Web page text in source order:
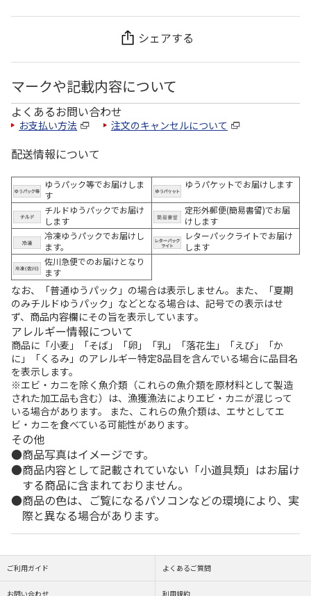
シェアする
マークや記載内容について
よくあるお問い合わせ
お支払い方法 注文のキャンセルについて
配送情報について
ゆうパック等でお届けしま
す
ゆうパケットでお届けします
チルドゆうパックでお届け
します
定形外郵便(簡易書留)でお届
けします
冷凍ゆうパックでお届けし
ます。
レターパックライトでお届け
します
佐川急便でのお届けとなり
ます
なお、「普通ゆうパック」の場合は表示しません。また、「夏期
のみチルドゆうパック」などとなる場合は、記号での表示はせ
ず、商品内容欄にその旨を表示しています。
アレルギー情報について
商品に「小麦」「そば」「卵」「乳」「落花生」「えび」「か
に」「くるみ」のアレルギー特定8品目を含んでいる場合に品目名
を表示します。
※エビ・カニを除く魚介類（これらの魚介類を原材料として製造
された加工品も含む）は、漁獲漁法によりエビ・カニが混じって
いる場合があります。 また、これらの魚介類は、エサとしてエ
ビ・カニを食べている可能性があります。
その他
商品写真はイメージです。
商品内容として記載されていない「小道具類」はお届け
する商品に含まれておりません。
商品の色は、ご覧になるパソコンなどの環境により、実
際と異なる場合があります。
ご利用ガイド よくあるご質問
お問い合わせ 利用規約